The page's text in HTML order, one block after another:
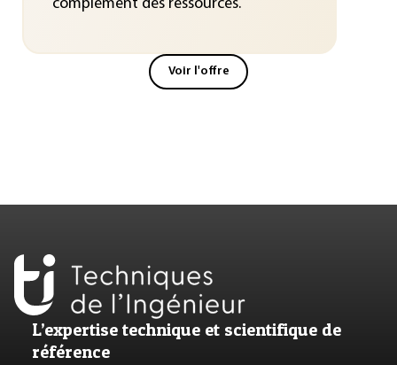
complément des ressources.
Voir l'offre
L’expertise technique et scientifique de
référence